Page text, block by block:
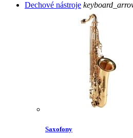
Dechové nástroje
Saxofony